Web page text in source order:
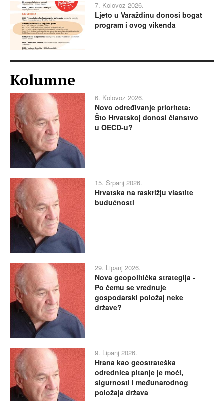
7. Kolovoz 2026.
Ljeto u Varaždinu donosi bogat
program i ovog vikenda
Kolumne
6. Kolovoz 2026.
Novo određivanje prioriteta:
Što Hrvatskoj donosi članstvo
u OECD-u?
15. Srpanj 2026.
Hrvatska na raskrižju vlastite
budućnosti
29. Lipanj 2026.
Nova geopolitička strategija -
Po čemu se vrednuje
gospodarski položaj neke
države?
9. Lipanj 2026.
Hrana kao geostrateška
odrednica pitanje je moći,
sigurnosti i međunarodnog
položaja država